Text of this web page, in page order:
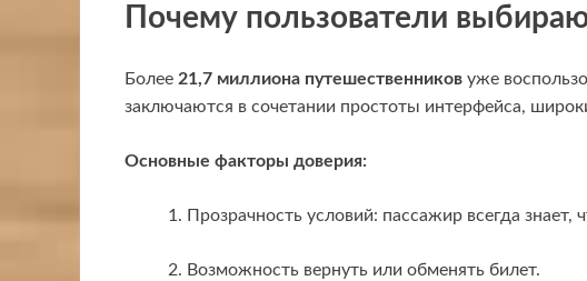
Почему пользователи
Более 21,7 миллиона путешественников уже
заключаются в сочетании простоты интерфейса,
Основные факторы доверия:
Прозрачность условий: пассажир всегда знает,
Возможность вернуть или обменять билет.